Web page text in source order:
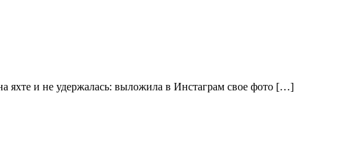
яхте и не удержалась: выложила в Инстаграм свое фото […]